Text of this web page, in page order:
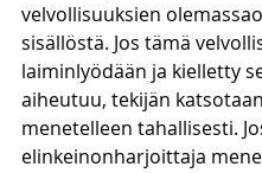
velvollisuuksien
sisällöstä. Jos tämä
laiminlyödään ja kielletty
aiheutuu, tekijän katsotaan
menetelleen tahallisesti.
elinkeinonharjoittaja